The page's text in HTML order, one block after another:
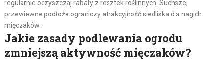
regularnie oczyszczaj rabaty z resztek roślinnych. Suchsze,
przewiewne podłoże ograniczy atrakcyjność siedliska dla nagich
mięczaków.
Jakie zasady podlewania ogrodu
zmniejszą aktywność mięczaków?